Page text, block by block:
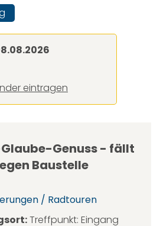
eintragen
Genuss - fällt
Baustelle
/ Radtouren
Treffpunkt: Eingang